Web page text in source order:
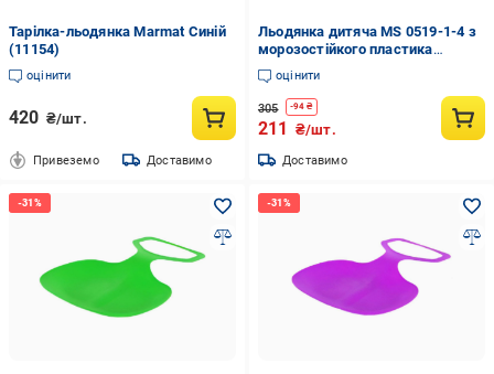
Тарілка-льодянка Marmat Синій
(11154)
оцінити
420 ₴/шт.
Привеземо Доставимо
Льодянка дитяча MS 0519-1-4 з
морозостійкого пластика
Жовтий (29829334)
оцінити
305 -94 ₴
211 ₴/шт.
Доставимо